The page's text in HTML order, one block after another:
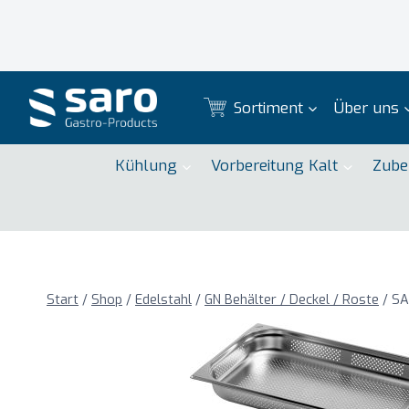
Sortiment Über uns
Kühlung Vorbereitung Kalt
Start / Shop / Edelstahl / GN Behälter / Deckel / Roste /